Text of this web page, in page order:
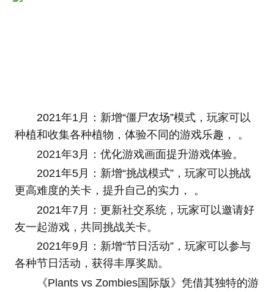
2021年1月：新增“僵尸农场”模式，玩家可以
种植和收集各种植物，体验不同的游戏乐趣， 。
2021年3月：优化游戏画面提升游戏体验。
2021年5月：新增“挑战模式”，玩家可以挑战
更高难度的关卡，提升自己的实力， 。
2021年7月：更新社交系统，玩家可以邀请好
友一起游戏，共同挑战关卡。
2021年9月：新增“节日活动”，玩家可以参与
各种节日活动，获得丰厚奖励。
《Plants vs Zombies国际版》凭借其独特的游